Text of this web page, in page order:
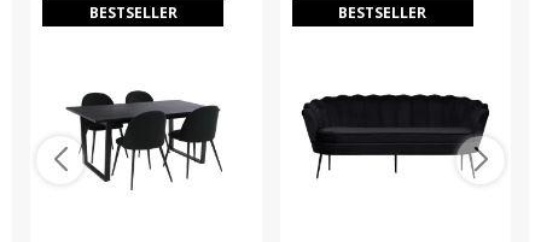
BESTSELLER BESTSELLER